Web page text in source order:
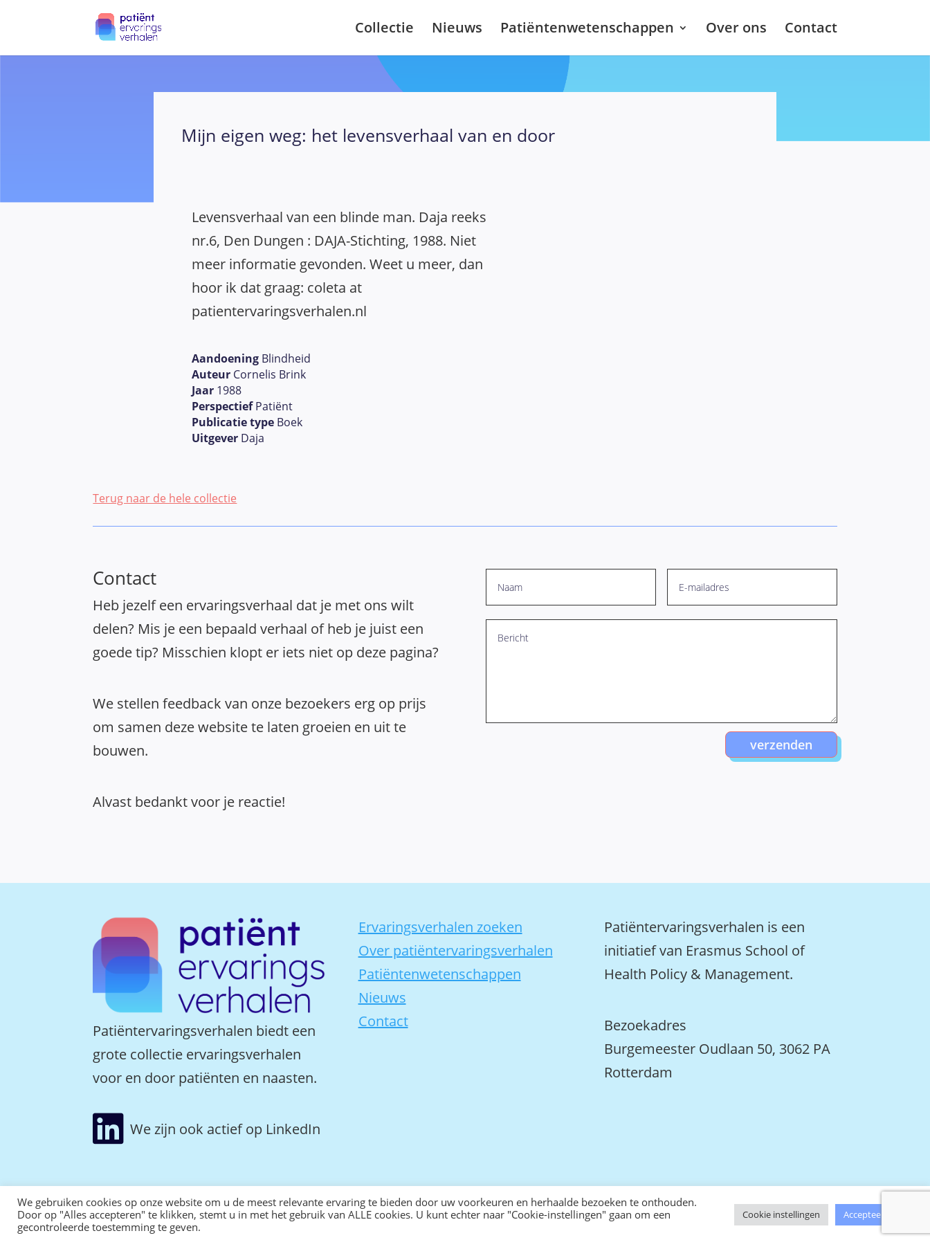
Collectie Nieuws Patiëntenwetenschappen Over ons Contact
Mijn eigen weg: het levensverhaal van en door
Levensverhaal van een blinde man. Daja reeks
nr.6, Den Dungen : DAJA-Stichting, 1988. Niet
meer informatie gevonden. Weet u meer, dan
hoor ik dat graag: coleta at
patientervaringsverhalen.nl
Aandoening Blindheid
Auteur Cornelis Brink
Jaar 1988
PerspectiefPatiënt
Publicatie type Boek
Uitgever Daja
Terug naar de hele collectie
Contact
Heb jezelf een ervaringsverhaal dat je met ons wilt
delen? Mis je een bepaald verhaal of heb je juist een
goede tip? Misschien klopt er iets niet op deze pagina?
We stellen feedback van onze bezoekers erg op prijs
om samen deze website te laten groeien en uit te
bouwen.
Alvast bedankt voor je reactie!
verzenden
Patiëntervaringsverhalen biedt een
grote collectie ervaringsverhalen
voor en door patiënten en naasten.
Ervaringsverhalen zoeken
Over patiëntervaringsverhalen
Patiëntenwetenschappen
Nieuws
Contact
Patiëntervaringsverhalen is een
initiatief van Erasmus School of
Health Policy & Management.
Bezoekadres
Burgemeester Oudlaan 50, 3062 PA
Rotterdam
 We zijn ook actief op LinkedIn
ontwikkeld door tweekoppig
We gebruiken cookies op onze website om u de meest relevante ervaring te bieden door uw voorkeuren en herhaalde bezoeken te onthouden.
Door op "Alles accepteren" te klikken, stemt u in met het gebruik van ALLE cookies. U kunt echter naar "Cookie-instellingen" gaan om een
gecontroleerde toestemming te geven.
Cookie instellingen Accepteer alles